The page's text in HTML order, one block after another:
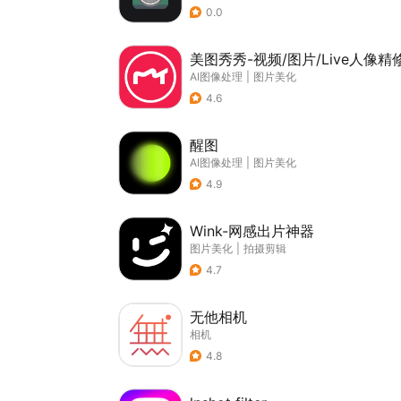
0.0
美图秀秀-视频/图片/Live人像精
AI图像处理
图片美化
4.6
醒图
AI图像处理
图片美化
4.9
Wink-网感出片神器
图片美化
拍摄剪辑
4.7
无他相机
相机
4.8